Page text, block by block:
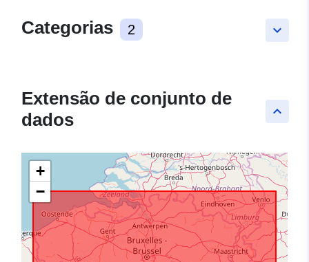
keyboard_arrow_down
Categorias 2
keyboard_arrow_up
Extensão de conjunto de
dados
+
−